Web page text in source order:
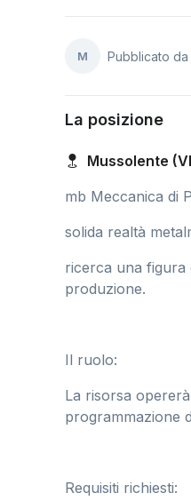
M Pubblicato da
La posizione
Mussolente
mb Meccanica di
solida realtà
ricerca una figura
produzione.
Il ruolo:
La risorsa
programmazione
Requisiti richiesti: